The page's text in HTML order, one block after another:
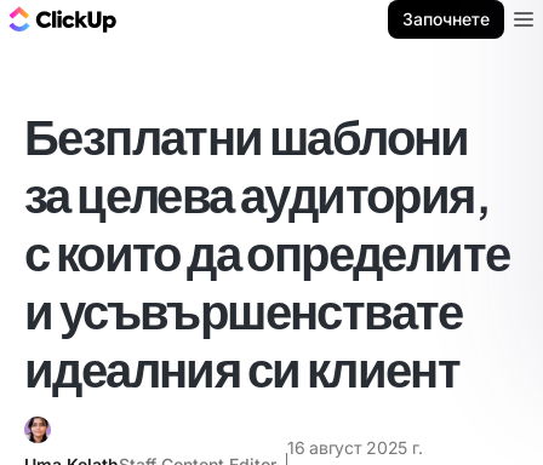
Започнете
Безплатни шаблони
за целева аудитория,
с които да определите
и усъвършенствате
идеалния си клиент
16 август 2025 г.